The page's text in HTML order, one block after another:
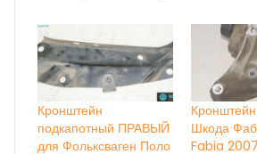
Кронштейн
подкапотный ПРАВЫЙ
для Фольксваген Поло
Шкода
Fabia